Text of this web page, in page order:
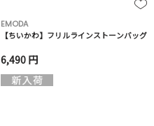
EMODA
【ちいかわ】フリルラインストーンバッグ
6,490 円